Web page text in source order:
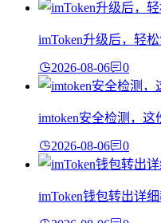
imToken升级后，轻
2026-08-06 0
imtoken安全检测，
2026-08-06 0
imToken钱包转出详